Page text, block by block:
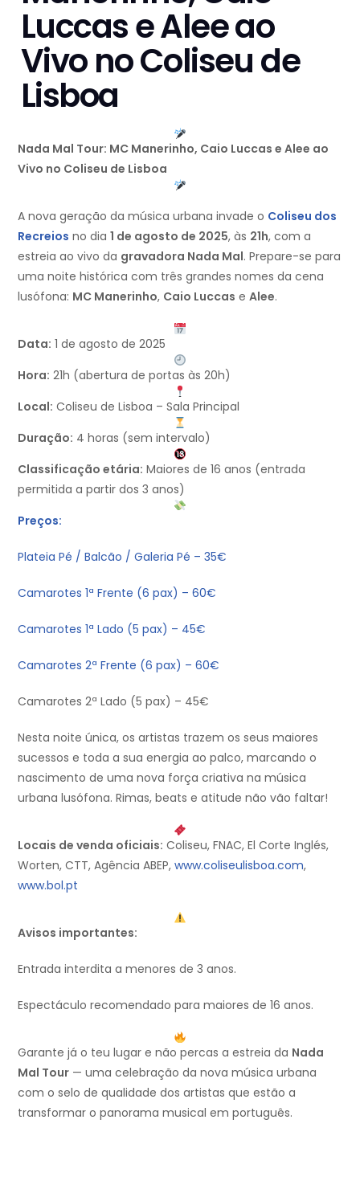
Luccas e Alee ao
Vivo no Coliseu de
Lisboa
Nada Mal Tour: MC Manerinho, Caio Luccas e Alee ao
Vivo no Coliseu de Lisboa
A nova geração da música urbana invade o Coliseu dos
Recreios no dia 1 de agosto de 2025, às 21h, com a
estreia ao vivo da gravadora Nada Mal. Prepare-se para
uma noite histórica com três grandes nomes da cena
lusófona: MC Manerinho, Caio Luccas e Alee.
Data: 1 de agosto de 2025
Hora: 21h (abertura de portas às 20h)
Local: Coliseu de Lisboa – Sala Principal
Duração: 4 horas (sem intervalo)
Classificação etária: Maiores de 16 anos (entrada
permitida a partir dos 3 anos)
Preços:
Plateia Pé / Balcão / Galeria Pé – 35€
Camarotes 1ª Frente (6 pax) – 60€
Camarotes 1ª Lado (5 pax) – 45€
Camarotes 2ª Frente (6 pax) – 60€
Camarotes 2ª Lado (5 pax) – 45€
Nesta noite única, os artistas trazem os seus maiores
sucessos e toda a sua energia ao palco, marcando o
nascimento de uma nova força criativa na música
urbana lusófona. Rimas, beats e atitude não vão faltar!
Locais de venda oficiais: Coliseu, FNAC, El Corte Inglés,
Worten, CTT, Agência ABEP, www.coliseulisboa.com,
www.bol.pt
Avisos importantes:
Entrada interdita a menores de 3 anos.
Espectáculo recomendado para maiores de 16 anos.
Garante já o teu lugar e não percas a estreia da Nada
Mal Tour — uma celebração da nova música urbana
com o selo de qualidade dos artistas que estão a
transformar o panorama musical em português.